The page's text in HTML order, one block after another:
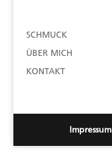
SCHMUCK
ÜBER MICH
KONTAKT
Impressum